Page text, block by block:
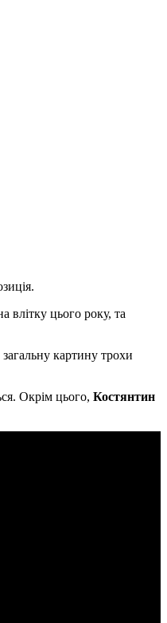
цього року, та
картину трохи
Окрім цього, Костянтин